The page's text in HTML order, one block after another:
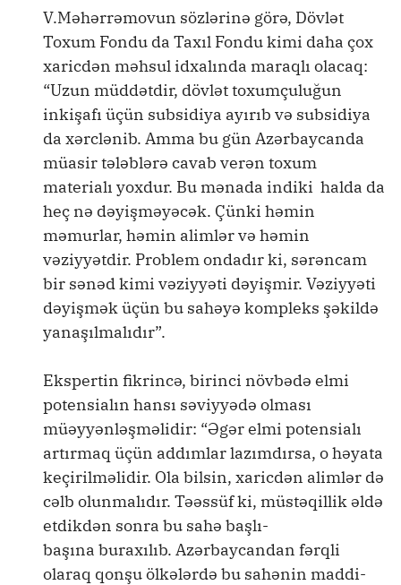
V.Məhərrəmovun sözlərinə görə, Dövlət
Toxum Fondu da Taxıl Fondu kimi daha çox
xaricdən məhsul idxalında maraqlı olacaq:
“Uzun müddətdir, dövlət toxumçuluğun
inkişafı üçün subsidiya ayırıb və subsidiya
da xərclənib. Amma bu gün Azərbaycanda
müasir tələblərə cavab verən toxum
materialı yoxdur. Bu mənada indiki halda da
heç nə dəyişməyəcək. Çünki həmin
məmurlar, həmin alimlər və həmin
vəziyyətdir. Problem ondadır ki, sərəncam
bir sənəd kimi vəziyyəti dəyişmir. Vəziyyəti
dəyişmək üçün bu sahəyə kompleks şəkildə
yanaşılmalıdır”.
Ekspertin fikrincə, birinci növbədə elmi
potensialın hansı səviyyədə olması
müəyyənləşməlidir: “Əgər elmi potensialı
artırmaq üçün addımlar lazımdırsa, o həyata
keçirilməlidir. Ola bilsin, xaricdən alimlər də
cəlb olunmalıdır. Təəssüf ki, müstəqillik əldə
etdikdən sonra bu sahə başlı-
başına buraxılıb. Azərbaycandan fərqli
olaraq qonşu ölkələrdə bu sahənin maddi-